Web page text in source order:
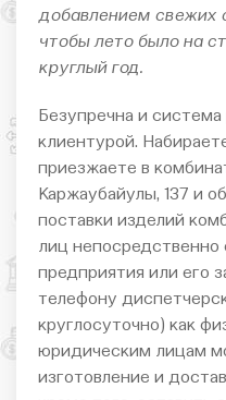
добавлением свежих
чтобы лето было на
круглый год.
Безупречна и
клиентурой.
приезжаете в
Каржаубайулы, 137 и
поставки изделий
лиц непосредственно
предприятия или его
телефону
круглосуточно) как
юридическим лицам
изготовление и